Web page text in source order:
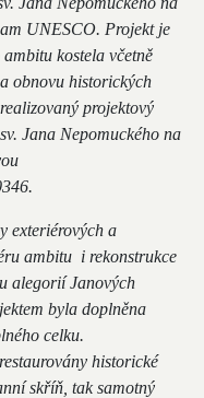
UNESCO. Projekt je
kostela včetně
obnovu historických
projektový
Jana Nepomuckého na
exteriérových a
ambitu i rekonstrukce
alegorií Janových
byla doplněna
celku.
historické
skříň, tak samotný